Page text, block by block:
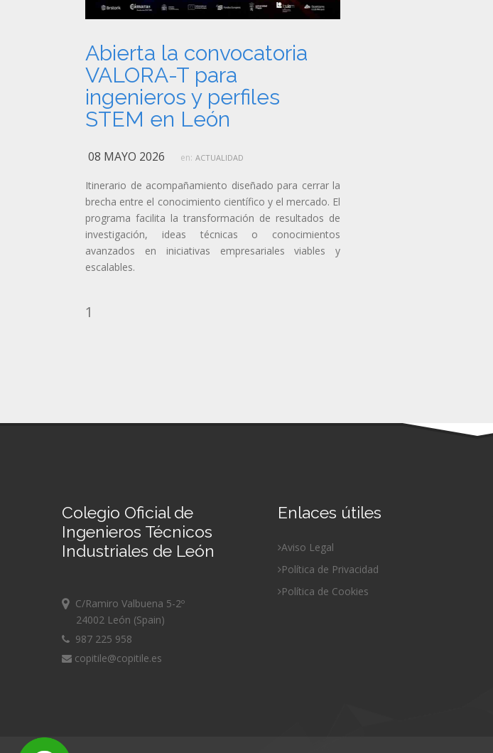
Abierta la convocatoria
VALORA-T para
ingenieros y perfiles
STEM en León
08 MAYO 2026 en: ACTUALIDAD
Itinerario de acompañamiento diseñado para cerrar la
brecha entre el conocimiento científico y el mercado. El
programa facilita la transformación de resultados de
investigación, ideas técnicas o conocimientos
avanzados en iniciativas empresariales viables y
escalables.
1
Colegio Oficial de
Ingenieros Técnicos
Industriales de León
C/Ramiro Valbuena 5-2º
24002 León (Spain)
987 225 958
copitile@copitile.es
Enlaces útiles
Aviso Legal
Política de Privacidad
Política de Cookies